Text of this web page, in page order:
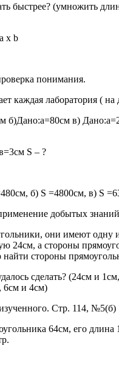
быстрее? (умножить
x b
понимания.
каждая лаборатория ( на
б)Дано:а=80см в)
S – ?
б) S =4800см, в) S
добытых
они имеют одну
24см, а стороны
стороны
сделать? (24см и
6см и 4см)
Стр. 114, №5(б)
64см, его длина